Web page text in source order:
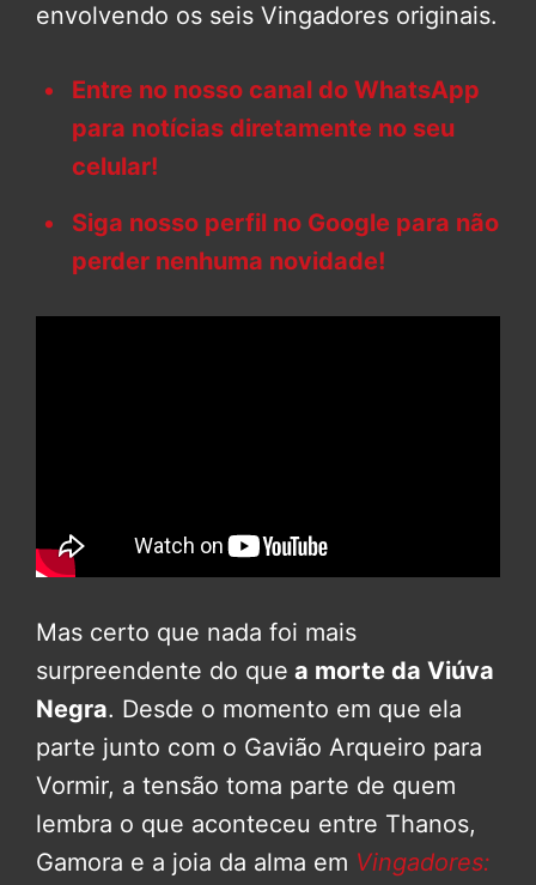
envolvendo os seis Vingadores originais.
Entre no nosso canal do WhatsApp
para notícias diretamente no seu
celular!
Siga nosso perfil no Google para não
perder nenhuma novidade!
Mas certo que nada foi mais
surpreendente do que a morte da Viúva
Negra. Desde o momento em que ela
parte junto com o Gavião Arqueiro para
Vormir, a tensão toma parte de quem
lembra o que aconteceu entre Thanos,
Gamora e a joia da alma em Vingadores: